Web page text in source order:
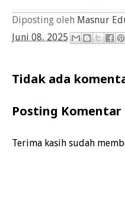
Diposting oleh Masnur
Juni 08, 2025
Tidak ada
Posting Komentar
Terima kasih sudah